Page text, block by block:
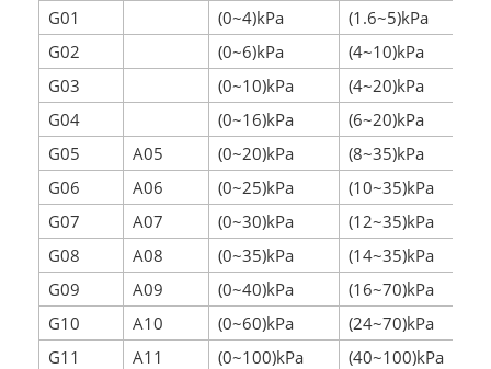
G01 (0~4)kPa
(1.6~5)kPa
G02
(0~6)kPa
(4~10)kPa
G03
(0~10)kPa
(4~20)kPa
G04
(0~16)kPa
(6~20)kPa
G05
A05 (0~20)kPa
(8~35)kPa
G06
A06 (0~25)kPa
(10~35)kPa
G07
A07 (0~30)kPa
(12~35)kPa
G08
A08 (0~35)kPa
(14~35)kPa
G09
A09 (0~40)kPa
(16~70)kPa
G10
A10 (0~60)kPa
(24~70)kPa
G11
A11 (0~100)kPa
(40~100)kPa